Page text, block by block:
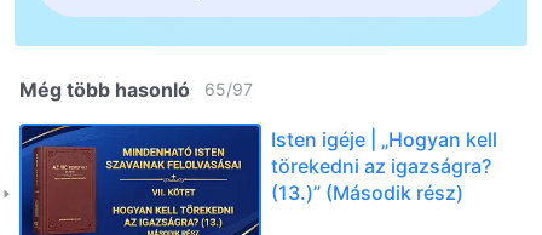
Még több hasonló 65/97
Isten igéje | „Hogyan kell
törekedni az igazságra?
(13.)” (Második rész)